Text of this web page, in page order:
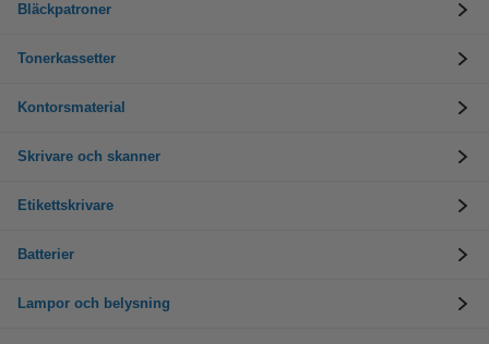
Bläckpatroner
Tonerkassetter
Kontorsmaterial
Skrivare och skanner
Etikettskrivare
Batterier
Lampor och belysning